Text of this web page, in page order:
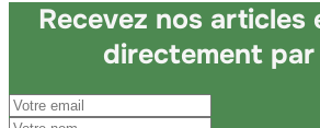
Recevez nos articles
directement par